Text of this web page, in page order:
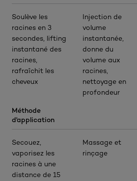
Soulève les
racines en 3
secondes, lifting
instantané des
racines,
rafraîchit les
cheveux
Méthode
d'application
Secouez,
vaporisez les
racines à une
distance de 15
Injection de
volume
instantanée,
donne du
volume aux
racines,
nettoyage en
profondeur
Massage et
rinçage